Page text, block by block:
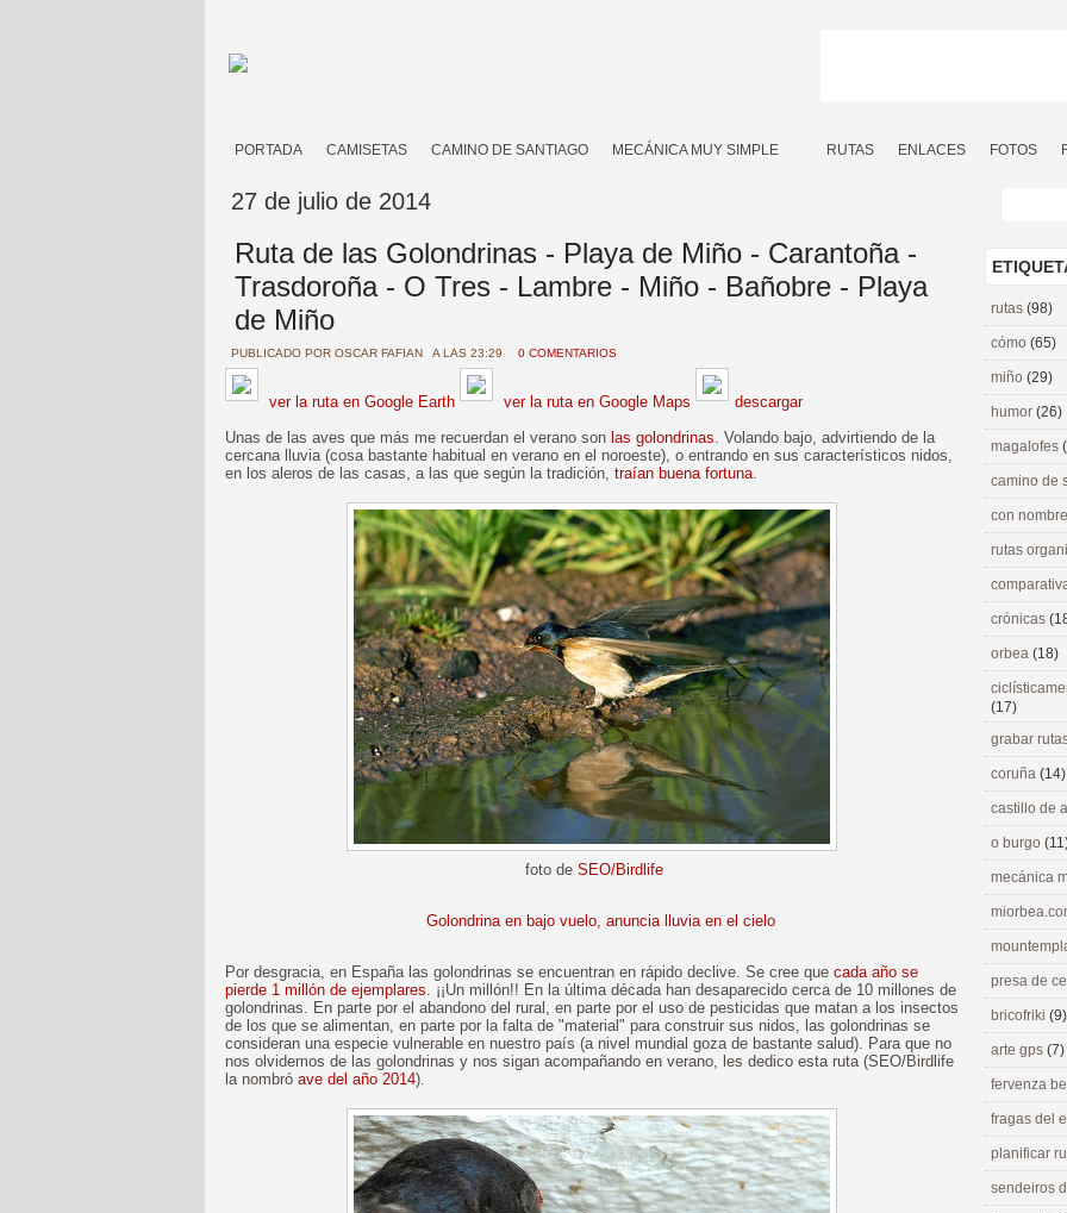
PORTADA CAMISETAS CAMINO DE SANTIAGO MECÁNICA MUY SIMPLE RUTAS ENLACES FOTOS
27 de julio de 2014
Ruta de las Golondrinas - Playa de Miño - Carantoña -
Trasdoroña - O Tres - Lambre - Miño - Bañobre - Playa
de Miño
PUBLICADO POR OSCAR FAFIAN A LAS 23:29 0 COMENTARIOS
ver la ruta en Google Earth ver la ruta en Google Maps
descargar
Unas de las aves que más me recuerdan el verano son las golondrinas. Volando bajo, advirtiendo de la
cercana lluvia (cosa bastante habitual en verano en el noroeste), o entrando en sus característicos nidos,
en los aleros de las casas, a las que según la tradición, traían buena fortuna.
foto de SEO/Birdlife
Golondrina en bajo vuelo, anuncia lluvia en el cielo
Por desgracia, en España las golondrinas se encuentran en rápido declive. Se cree que cada año se
pierde 1 millón de ejemplares. ¡¡Un millón!! En la última década han desaparecido cerca de 10 millones de
golondrinas. En parte por el abandono del rural, en parte por el uso de pesticidas que matan a los insectos
de los que se alimentan, en parte por la falta de "material" para construir sus nidos, las golondrinas se
consideran una especie vulnerable en nuestro país (a nivel mundial goza de bastante salud). Para que no
nos olvidemos de las golondrinas y nos sigan acompañando en verano, les dedico esta ruta (SEO/Birdlife
la nombró ave del año 2014).
rutas (98)
cómo (65)
miño (29)
humor (26)
magalofes
camino de
con
rutas
crónicas
orbea (18)
(17)
grabar
coruña (14)
castillo de
o burgo
mecánica
presa de
bricofriki (9)
arte gps (7)
fervenza
fragas del
planificar
sendeiros